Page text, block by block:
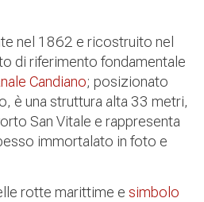
nel 1862 e ricostruito nel
di riferimento fondamentale
Candiano; posizionato
è una struttura alta 33 metri,
San Vitale e rappresenta
immortalato in foto e
rotte marittime e simbolo